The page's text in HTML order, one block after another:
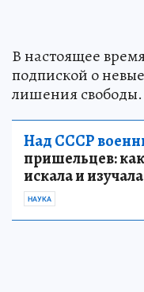
В настоящее
подпиской о
лишения свободы.
Над СССР
пришельцев: как
искала и
НАУКА